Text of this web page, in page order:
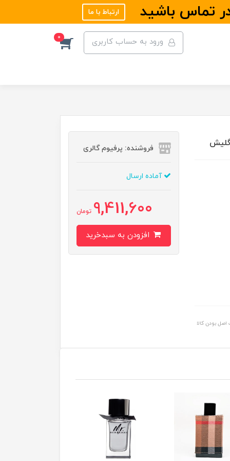
تماس باشید ارتباط با ما
ورود به حساب کاربری 0
بودن کالا
فروشنده: پرفیوم گالری
آماده ارسال
9,411,600 تومان